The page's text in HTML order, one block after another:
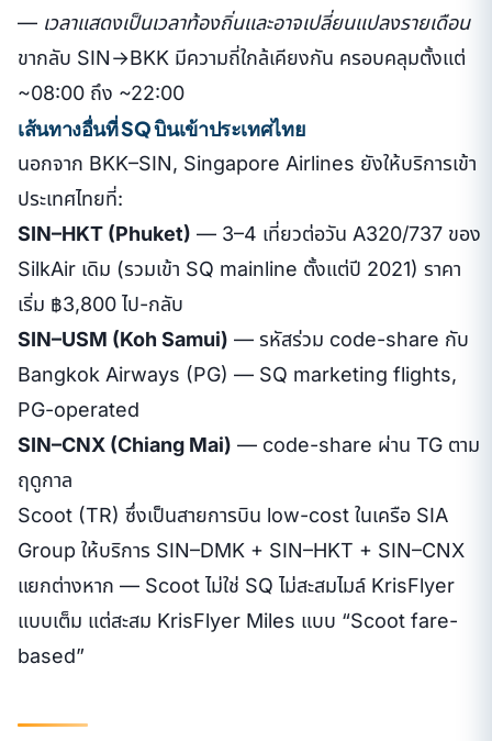
— เวลาแสดงเป็นเวลาท้องถิ่นและอาจเปลี่ยนแปลงรายเดือน
ขากลับ SIN→BKK มีความถี่ใกล้เคียงกัน ครอบคลุมตั้งแต่
~08:00 ถึง ~22:00
เส้นทางอื่นที่ SQ บินเข้าประเทศไทย
นอกจาก BKK–SIN, Singapore Airlines ยังให้บริการเข้า
ประเทศไทยที่:
SIN–HKT (Phuket) — 3–4 เที่ยวต่อวัน A320/737 ของ
SilkAir เดิม (รวมเข้า SQ mainline ตั้งแต่ปี 2021) ราคา
เริ่ม ฿3,800 ไป-กลับ
SIN–USM (Koh Samui) — รหัสร่วม code-share กับ
Bangkok Airways (PG) — SQ marketing flights,
PG-operated
SIN–CNX (Chiang Mai) — code-share ผ่าน TG ตาม
ฤดูกาล
Scoot (TR) ซึ่งเป็นสายการบิน low-cost ในเครือ SIA
Group ให้บริการ SIN–DMK + SIN–HKT + SIN–CNX
แยกต่างหาก — Scoot ไม่ใช่ SQ ไม่สะสมไมล์ KrisFlyer
แบบเต็ม แต่สะสม KrisFlyer Miles แบบ “Scoot fare-
based”